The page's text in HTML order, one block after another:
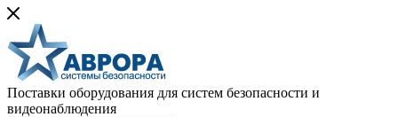
Поставки оборудования для систем безопасности и
видеонаблюдения